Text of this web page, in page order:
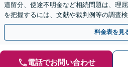
遺留分、使途不明金など相続問題は、理
を把握するには、文献や裁判例等の調査
は、闘えません。【駐車場有】
料金表を見
電話でお問い合わせ